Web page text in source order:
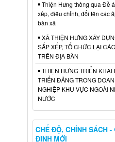
Thiện Hưng thông qua Đề
xếp, điều chỉnh, đổi tên các
bàn xã
XÃ THIỆN HƯNG XÂY
SẮP XẾP, TỔ CHỨC LẠI
TRÊN ĐỊA BÀN
THIỆN HƯNG TRIỂN KHAI
TRIỂN ĐẢNG TRONG
NGHIỆP KHU VỰC NGOÀI
NƯỚC
CHẾ ĐỘ, CHÍNH SÁCH -
ĐỊNH MỚI